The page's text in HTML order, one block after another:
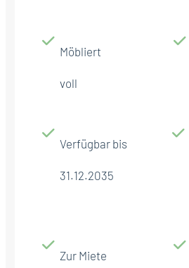
Möbliert
voll
Verfügbar bis
31.12.2035
Zur Miete